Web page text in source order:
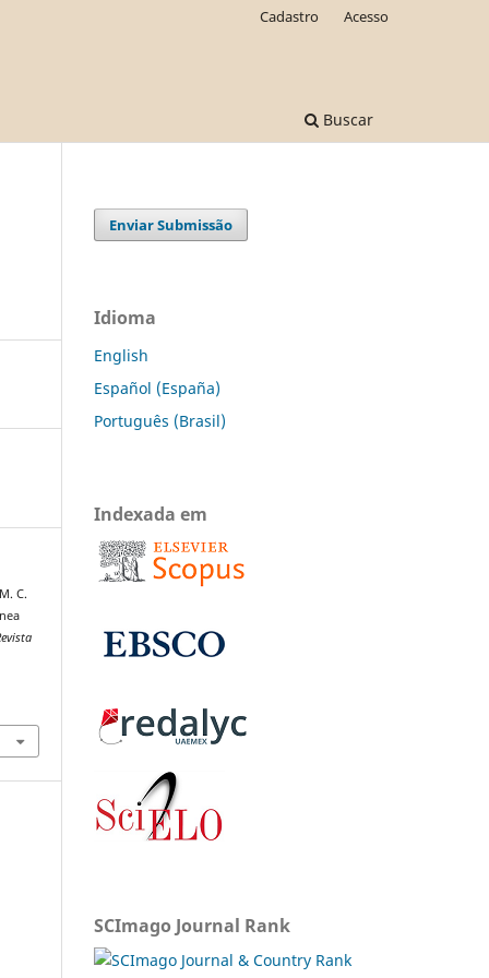
Buscar
Cadastro Acesso
C.
Enviar Submissão
Idioma
English
Español (España)
Português (Brasil)
Indexada em
SCImago Journal Rank